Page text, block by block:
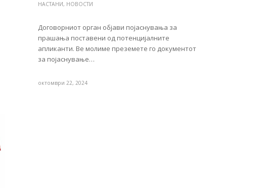
НАСТАНИ, НОВОСТИ
Договорниот орган објави појаснувања за
прашања поставени од потенцијалните
апликанти. Ве молиме преземете го документот
за појаснување…
октомври 22, 2024